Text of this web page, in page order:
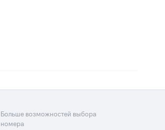
Больше возможностей выбора
номера